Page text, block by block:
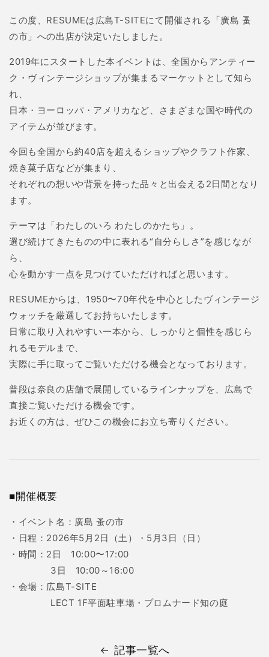
この度、RESUMEは広島T-SITEにて開催される「廣島 蚤
の市」への出店が決定いたしました。
2019年にスタートした本イベントは、全国からアンティー
ク・ヴィンテージショップが集まるマーケットとして知ら
れ、
日本・ヨーロッパ・アメリカなど、さまざまな国や時代の
アイテムが並びます。
今回も全国から約40店を超えるショップやクラフト作家、
焼き菓子店などが集まり、
それぞれの想いや背景を持った品々と出会える2日間となり
ます。
テーマは「わたしのいろ わたしのかたち」。
選び続けてきたものの中に表れる“自分らしさ”を感じなが
ら、
心を動かす一点を見つけていただければと思います。
RESUMEからは、1950〜70年代を中心としたヴィンテージ
ウォッチを厳選してお持ちいたします。
日常に取り入れやすい一本から、しっかりと個性を感じら
れるモデルまで、
実際に手に取ってご覧いただける機会となっております。
普段は奈良の店舗で展開しているラインナップを、広島で
直接ご覧いただける機会です。
お近くの方は、ぜひこの機会にお立ち寄りください。
■開催概要
・イベント名：廣島 蚤の市
・日程：2026年5月2日（土）・5月3日（日）
・時間：2日 10:00〜17:00
3日 10:00～16:00
・会場：広島T-SITE
LECT 1F平面駐車場・プロムナード知の庭
記事一覧へ